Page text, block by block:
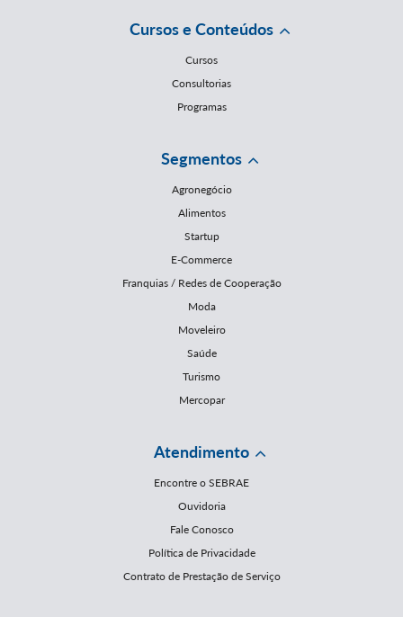
Cursos e Conteúdos
Cursos
Consultorias
Programas
Segmentos
Agronegócio
Alimentos
Startup
E-Commerce
Franquias / Redes de Cooperação
Moda
Moveleiro
Saúde
Turismo
Mercopar
Atendimento
Encontre o SEBRAE
Ouvidoria
Fale Conosco
Política de Privacidade
Contrato de Prestação de Serviço